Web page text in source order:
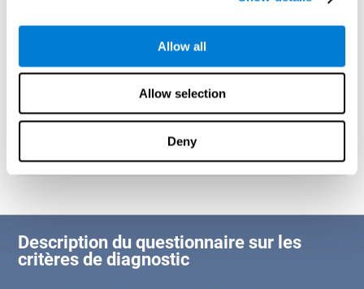
Allow all
Allow selection
Deny
Grâce à ce test, il sera possible de connaître l'état des zones du
cerveau destinées à la lecture. Un mauvais état de ces
capacités pourrait nous aider à comprendre pourquoi l'utilisateur
concevoir un plan d'action adapté pour renforcer ces domaines.
des capacités cognitives liées à la lecture égales ou
supérieures à la moyenne, selon son segment d'âge.
Description du questionnaire sur les
critères de diagnostic